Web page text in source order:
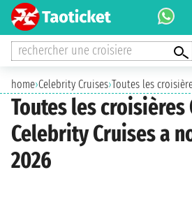
rechercher une croisiere
home›Celebrity Cruises›Toutes les
Toutes les croisières
Celebrity Cruises a
2026